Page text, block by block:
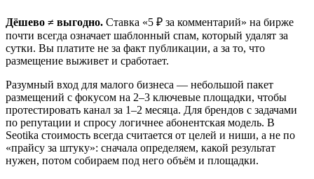
Дёшево ≠ выгодно. Ставка «5 ₽ за комментарий» на бирже
почти всегда означает шаблонный спам, который удалят за
сутки. Вы платите не за факт публикации, а за то, что
размещение выживет и сработает.
Разумный вход для малого бизнеса — небольшой пакет
размещений с фокусом на 2–3 ключевые площадки, чтобы
протестировать канал за 1–2 месяца. Для брендов с задачами
по репутации и спросу логичнее абонентская модель. В
Seotika стоимость всегда считается от целей и ниши, а не по
«прайсу за штуку»: сначала определяем, какой результат
нужен, потом собираем под него объём и площадки.